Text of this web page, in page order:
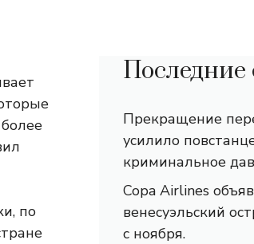
по
Последние
Прекращение
усилило
криминальное
Copa Airlines
венесуэльский
с ноября.